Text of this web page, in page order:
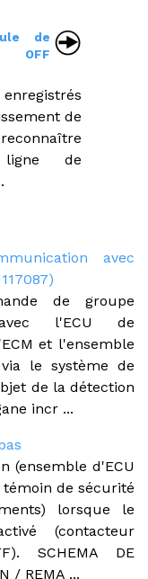
de
OFF
de
de
avec
de groupe
avec l'ECU de
et l'ensemble
le système de
de la détection
incr ...
(ensemble d'ECU
de sécurité
lorsque le
(contacteur
SCHEMA DE
/ REMA ...